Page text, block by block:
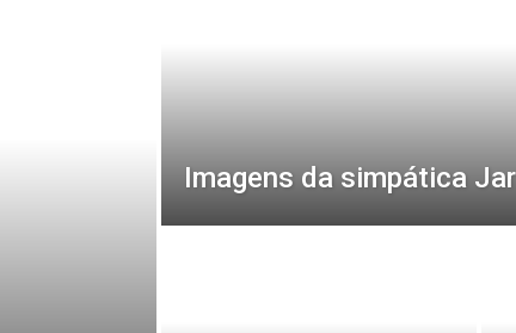
Imagens da simpática